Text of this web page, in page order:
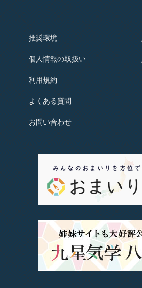
推奨環境
個人情報の取扱い
利用規約
よくある質問
お問い合わせ